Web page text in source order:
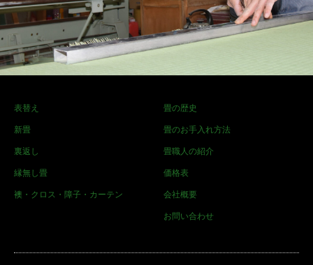
表替え
新畳
裏返し
縁無し畳
襖・クロス・障子・カーテン
畳の歴史
畳のお手入れ方法
畳職人の紹介
価格表
会社概要
お問い合わせ